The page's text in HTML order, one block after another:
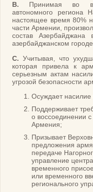
B. Принимая во
автономного региона
настоящее время 80%
части Армении,
состав
азербайджанском
C. Учитывая, что
которая привела к
серьезным актам
угрозой безопасности
Осуждает
Поддерживает
о воссоединении
Армения;
Призывает
предложения
передаче
управление
временного
или временного
регионального